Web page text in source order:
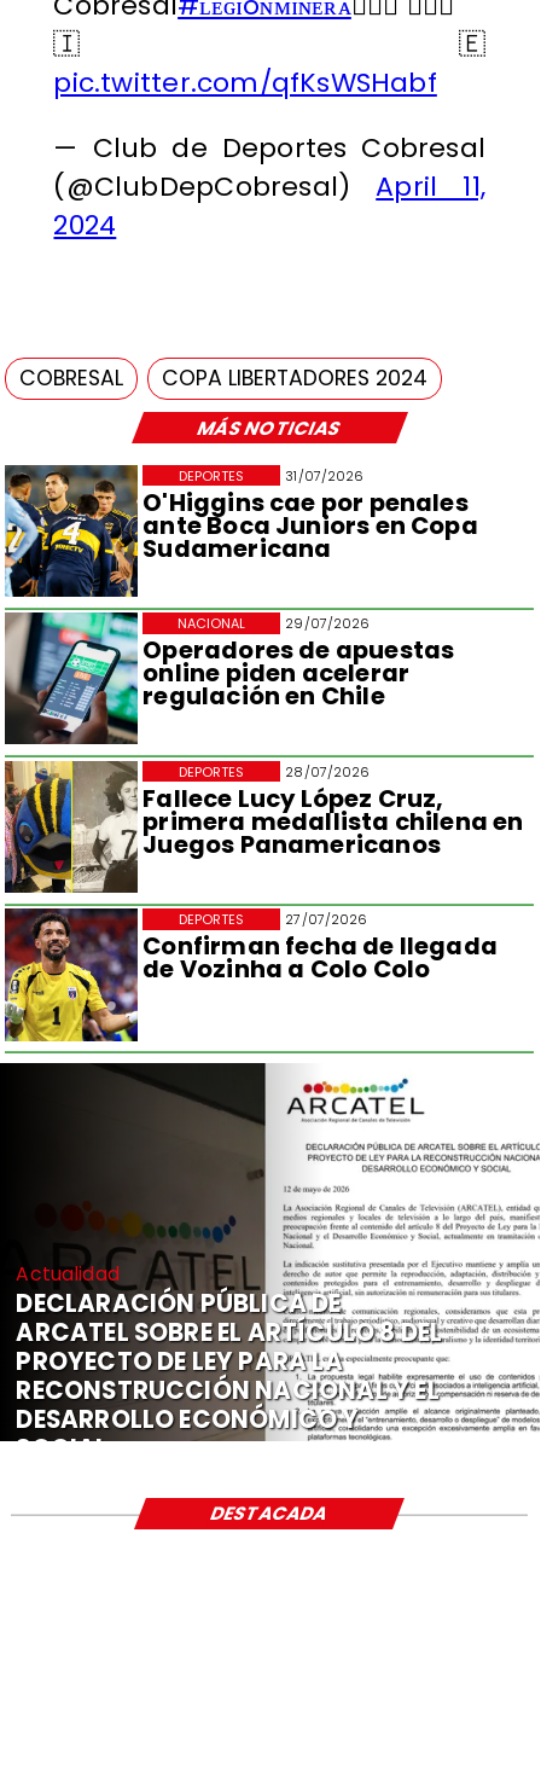
MÁS NOTICIAS
31/07/2026
O'Higgins cae por penales
ante Boca Juniors en Copa
Sudamericana
DEPORTES
29/07/2026
Operadores de apuestas
online piden acelerar
regulación en Chile
NACIONAL
28/07/2026
Fallece Lucy López Cruz,
primera medallista chilena en
Juegos Panamericanos
DEPORTES
27/07/2026
Confirman fecha de llegada
de Vozinha a Colo Colo
DEPORTES
🇮🇪
pic.twitter.com/qfKsWSHabf
— Club de Deportes Cobresal
(@ClubDepCobresal)April 11,
2024
COBRESAL COPA LIBERTADORES 2024
Actualidad
DECLARACIÓN PÚBLICA DE
ARCATEL SOBRE EL ARTÍCULO 8 DEL
PROYECTO DE LEY PARA LA
RECONSTRUCCIÓN NACIONAL Y EL
DESARROLLO ECONÓMICO Y
SOCIAL
DESTACADA